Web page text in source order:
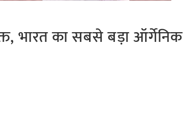
भारत का सबसे बड़ा ऑर्गेनिक